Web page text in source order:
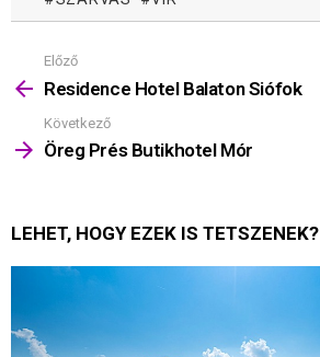
Mutass
többet
Előző
Residence Hotel Balaton Siófok
Következő
Öreg Prés Butikhotel Mór
LEHET, HOGY EZEK IS TETSZENEK?